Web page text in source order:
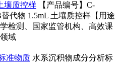
壤质控样【产品编号】C-
代物 1.5mL 土壤质控样【用途
检测、国家监管机构、高效课
域
准物质水系沉积物成分分析标